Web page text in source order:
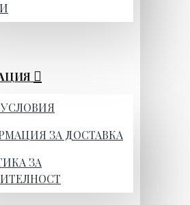
ЗА ДОСТАВКА
ЗА